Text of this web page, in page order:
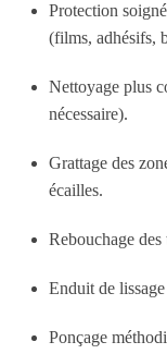
Protection
(films, adhésifs,
Nettoyage plus
nécessaire).
Grattage des
écailles.
Rebouchage des
Enduit de
Ponçage